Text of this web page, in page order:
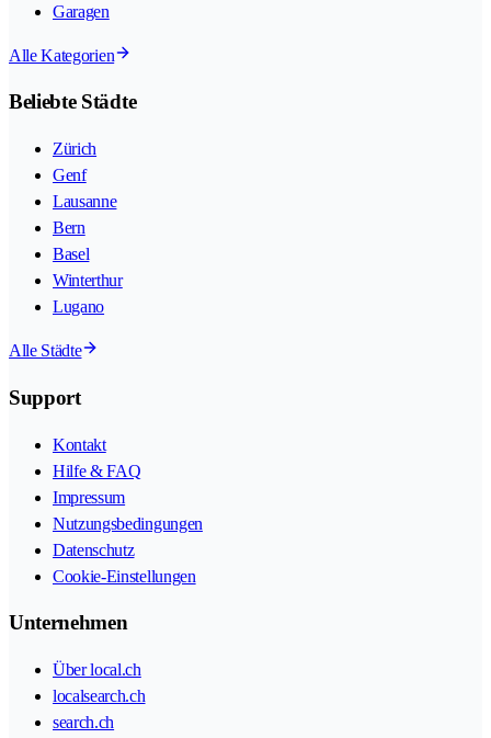
Garagen
Alle Kategorien
Beliebte Städte
Zürich
Genf
Lausanne
Bern
Basel
Winterthur
Lugano
Alle Städte
Support
Kontakt
Hilfe & FAQ
Impressum
Nutzungsbedingungen
Datenschutz
Cookie-Einstellungen
Unternehmen
Über local.ch
localsearch.ch
search.ch